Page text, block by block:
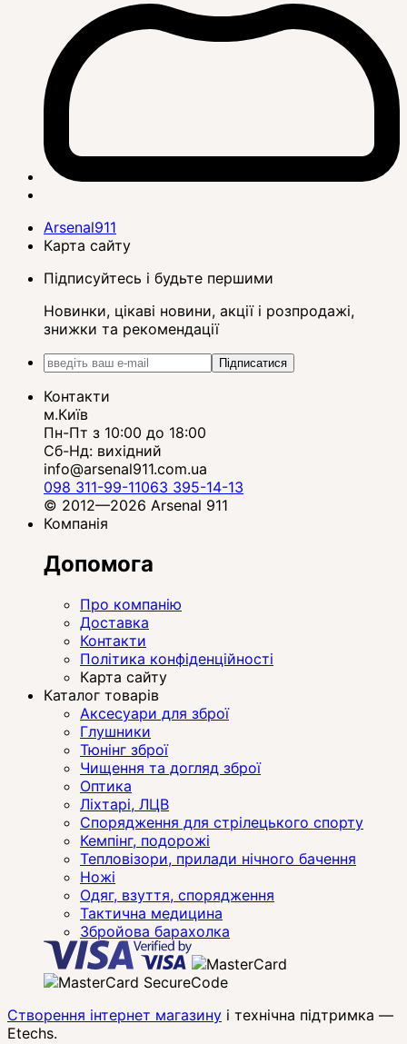
Arsenal911
Карта сайту
Підписуйтесь і будьте першими
Новинки, цікаві новини, акції і розпродажі,
знижки та рекомендації
Підписатися
Контакти
м.Київ
Пн-Пт з 10:00 до 18:00
Сб-Нд: вихідний
info@arsenal911.com.ua
098 311-99-11063 395-14-13
© 2012—2026 Arsenal 911
Компанія
Допомога
Про компанію
Доставка
Контакти
Політика конфіденційності
Карта сайту
Каталог товарів
Аксесуари для зброї
Глушники
Тюнінг зброї
Чищення та догляд зброї
Оптика
Ліхтарі, ЛЦВ
Спорядження для стрілецького спорту
Кемпінг, подорожі
Тепловізори, прилади нічного бачення
Ножі
Одяг, взуття, спорядження
Тактична медицина
Збройова барахолка
Створення інтернет магазину і технічна підтримка —
Etechs.